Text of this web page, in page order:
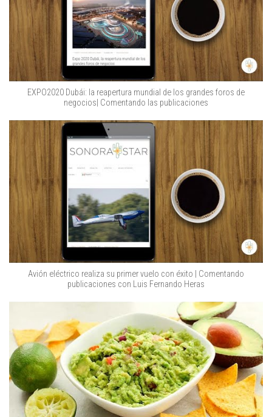
EXPO2020 Dubái: la reapertura mundial de los grandes foros de
negocios| Comentando las publicaciones
Avión eléctrico realiza su primer vuelo con éxito | Comentando
publicaciones con Luis Fernando Heras